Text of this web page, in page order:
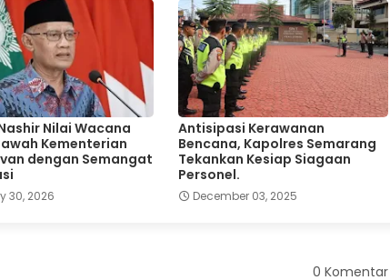
Nilai Wacana
Kementerian
dengan Semangat
30, 2026
Antisipasi Kerawanan
Bencana, Kapolres Semarang
Tekankan Kesiap Siagaan
Personel.
December 03, 2025
0 Komentar